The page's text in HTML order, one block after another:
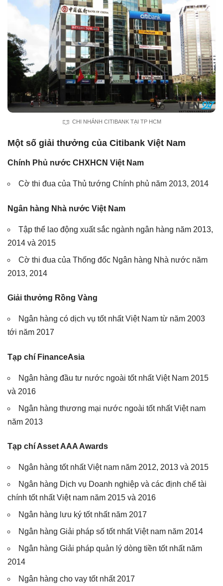
CHI NHÁNH CITIBANK TẠI TP HCM
Một số giải thưởng của Citibank Việt Nam
Chính Phủ nước CHXHCN Việt Nam
Cờ thi đua của Thủ tướng Chính phủ năm 2013, 2014
Ngân hàng Nhà nước Việt Nam
Tập thể lao động xuất sắc ngành ngân hàng năm 2013,
2014 và 2015
Cờ thi đua của Thống đốc Ngân hàng Nhà nước năm
2013, 2014
Giải thưởng Rồng Vàng
Ngân hàng có dịch vụ tốt nhất Việt Nam từ năm 2003
tới năm 2017
Tạp chí FinanceAsia
Ngân hàng đầu tư nước ngoài tốt nhất Việt Nam 2015
và 2016
Ngân hàng thương mại nước ngoài tốt nhất Việt nam
năm 2013
Tạp chí Asset AAA Awards
Ngân hàng tốt nhất Việt nam năm 2012, 2013 và 2015
Ngân hàng Dịch vụ Doanh nghiệp và các định chế tài
chính tốt nhất Việt nam năm 2015 và 2016
Ngân hàng lưu ký tốt nhất năm 2017
Ngân hàng Giải pháp số tốt nhất Việt nam năm 2014
Ngân hàng Giải pháp quản lý dòng tiền tốt nhất năm
2014
Ngân hàng cho vay tốt nhất 2017